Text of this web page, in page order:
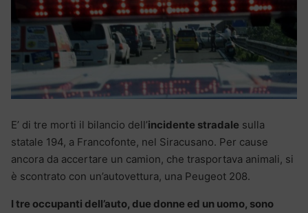
E’ di tre morti il bilancio dell’incidente stradale sulla
statale 194, a Francofonte, nel Siracusano. Per cause
ancora da accertare un camion, che trasportava animali, si
è scontrato con un’autovettura, una Peugeot 208.
I tre occupanti dell’auto, due donne ed un uomo, sono